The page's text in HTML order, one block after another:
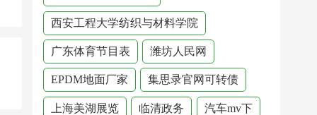
西安工程大学纺织与材料学院
广东体育节目表 潍坊人民网
EPDM地面厂家 集思录官网可转债
上海美湖展览 临清政务 汽车mv下